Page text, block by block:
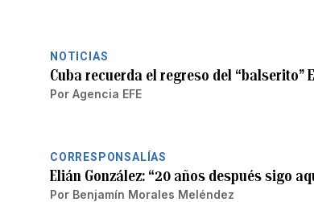
NOTICIAS
Cuba recuerda el regreso del “balserito”
Por Agencia EFE
CORRESPONSALÍAS
Elián González: “20 años después sigo
Por Benjamín Morales Meléndez